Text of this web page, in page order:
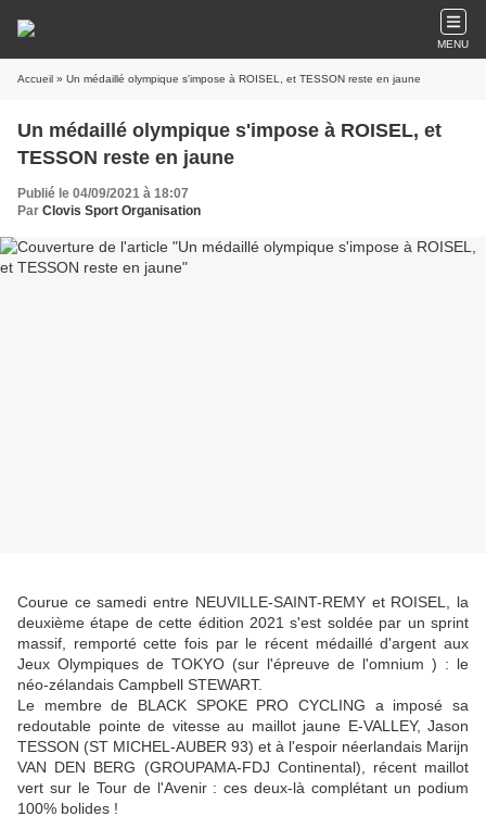
MENU
Accueil » Un médaillé olympique s'impose à ROISEL, et TESSON reste en jaune
Un médaillé olympique s'impose à ROISEL, et
TESSON reste en jaune
Publié le 04/09/2021 à 18:07
Par Clovis Sport Organisation
Courue ce samedi entre NEUVILLE-SAINT-REMY et ROISEL, la
deuxième étape de cette édition 2021 s'est soldée par un sprint
massif, remporté cette fois par le récent médaillé d'argent aux
Jeux Olympiques de TOKYO (sur l'épreuve de l'omnium ) : le
néo-zélandais Campbell STEWART.
Le membre de BLACK SPOKE PRO CYCLING a imposé sa
redoutable pointe de vitesse au maillot jaune E-VALLEY, Jason
TESSON (ST MICHEL-AUBER 93) et à l'espoir néerlandais Marijn
VAN DEN BERG (GROUPAMA-FDJ Continental), récent maillot
vert sur le Tour de l'Avenir : ces deux-là complétant un podium
100% bolides !